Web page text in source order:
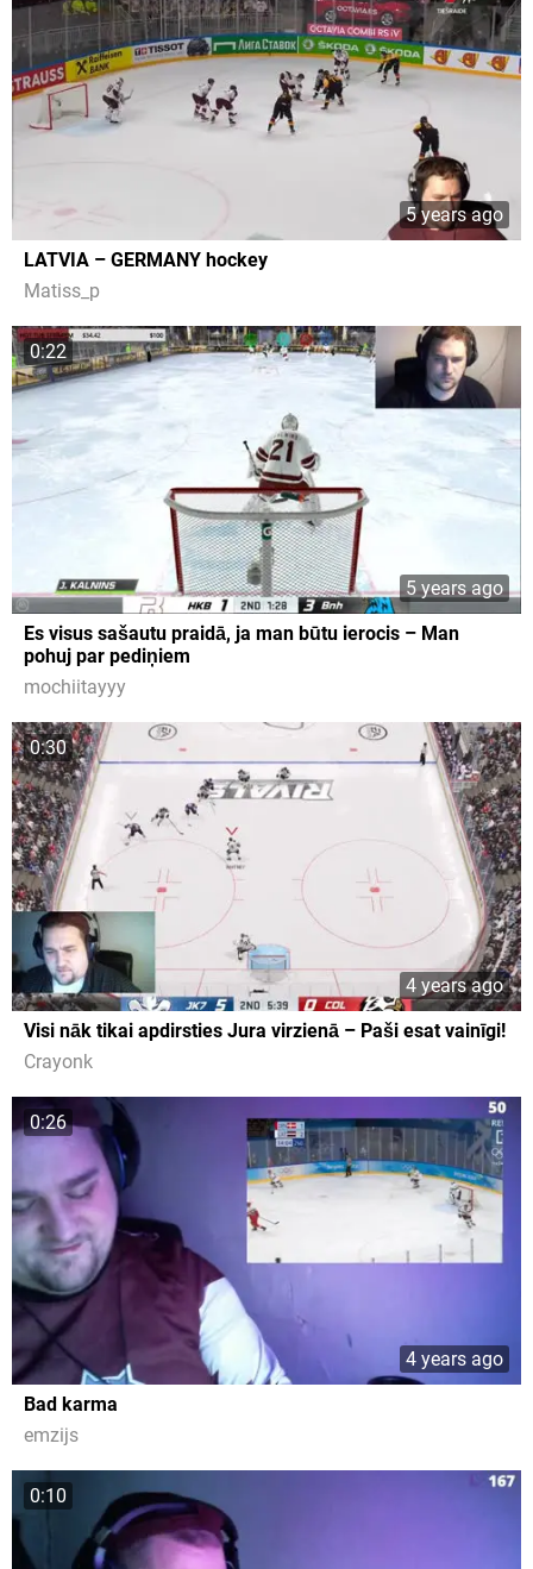
5 years ago
LATVIA – GERMANY hockey
Matiss_p
0:22
5 years ago
Es visus sašautu praidā, ja man būtu ierocis – Man
pohuj par pediņiem
mochiitayyy
0:30
4 years ago
Visi nāk tikai apdirsties Jura virzienā – Paši esat vainīgi!
Crayonk
0:26
4 years ago
Bad karma
emzijs
0:10